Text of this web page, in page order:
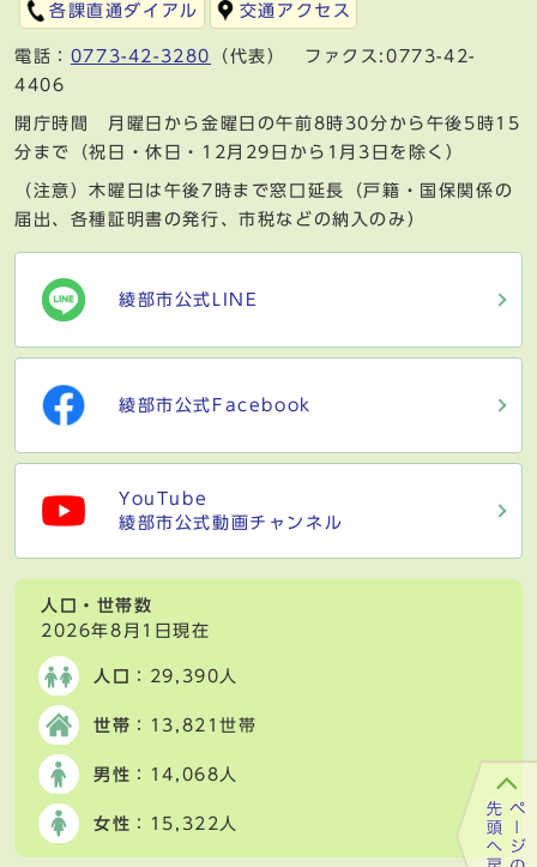
各課直通ダイアル
交通アクセス
電話： 0773-42-3280
（代表） ファクス:0773-42-
4406
開庁時間 月曜日から金曜日の午前8時30分から午後5時15
分まで（祝日・休日・12月29日から1月3日を除く）
（注意）木曜日は午後7時まで窓口延長（戸籍・国保関係の
届出、各種証明書の発行、市税などの納入のみ）
綾部市公式LINE
綾部市公式Facebook
YouTube
綾部市公式動画チャンネル
人口・世帯数
2026年8月1日現在
人口 ：29,390人
世帯 ：13,821世帯
男性 ：14,068人
女性 ：15,322人